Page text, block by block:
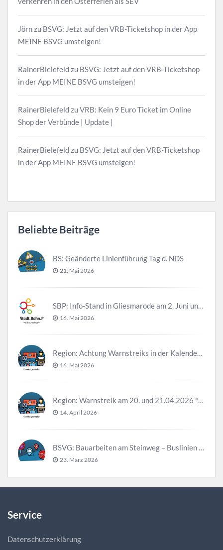
Jörnzu BSVG: Jetzt auf den VRB-Ticketshop in der App
MEINE BSVG umsteigen!
RainerBielefeldzu BSVG: Jetzt auf den VRB-Ticketshop
in der App MEINE BSVG umsteigen!
RainerBielefeldzuVRB: Kein 9 Euro Ticket im Online
Shop der Verbünde | Update |
RainerBielefeldzu BSVG: Jetzt auf den VRB-Ticketshop
in der App MEINE BSVG umsteigen!
Beliebte Beiträge
BS: Geänderte Linienführung Tag d. NDS
21. Mai 2026
16. Mai 2026
16. Mai 2026
14. April 2026
23. März 2026
Service
Datenschutzerklärung